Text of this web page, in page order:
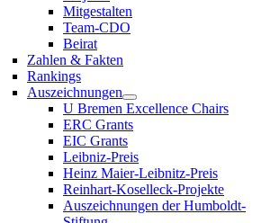
Mitgestalten
Team-CDO
Beirat
Zahlen & Fakten
Rankings
Auszeichnungen
U Bremen Excellence Chairs
ERC Grants
EIC Grants
Leibniz-Preis
Heinz Maier-Leibnitz-Preis
Reinhart-Koselleck-Projekte
Auszeichnungen der Humboldt-